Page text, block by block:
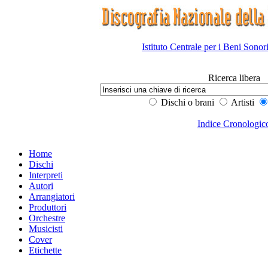
Istituto Centrale per i Beni
Ricerca libera
Dischi o brani Artisti
Indice
Home
Dischi
Interpreti
Autori
Arrangiatori
Produttori
Orchestre
Musicisti
Cover
Etichette